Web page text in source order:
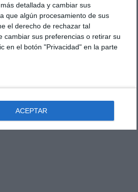
detallada y cambiar sus
que algún procesamiento de sus
el derecho de rechazar tal
cambiar sus preferencias o retirar su
en el botón "Privacidad" en la parte
ACEPTAR